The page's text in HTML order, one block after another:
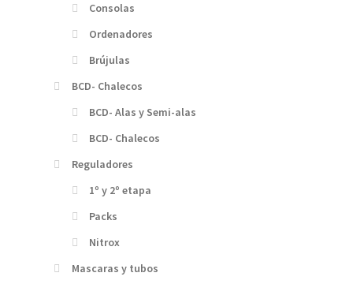
Consolas
Ordenadores
Brújulas
BCD- Chalecos
BCD- Alas y Semi-alas
BCD- Chalecos
Reguladores
1º y 2º etapa
Packs
Nitrox
Mascaras y tubos